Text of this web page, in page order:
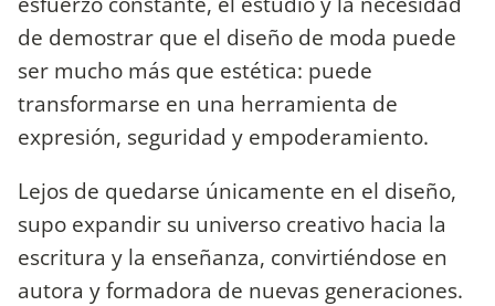
de demostrar que el diseño de moda puede
ser mucho más que estética: puede
transformarse en una herramienta de
expresión, seguridad y empoderamiento.
Lejos de quedarse únicamente en el diseño,
supo expandir su universo creativo hacia la
escritura y la enseñanza, convirtiéndose en
autora y formadora de nuevas generaciones.